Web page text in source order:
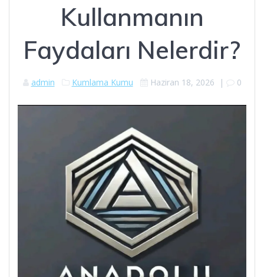
Kullanmanın
Faydaları Nelerdir?
admin Kumlama Kumu Haziran 18, 2026 | 0